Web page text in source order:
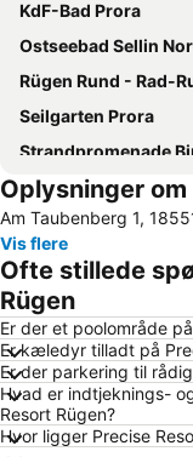
KdF-Bad Prora
Ostseebad Sellin
Rügen Rund - Rad-
Seilgarten Prora
Strandpromenade
Sassnitz City
Rugard's Gourmet
Altstadt Stralsund
Nordstrand Göhren
Seebrücke Lubmin
Seebrücke Binz
Hansedom
Oplysninger
Am Taubenberg 1,
Vis flere
Ofte stillede
Rügen
Er der et poolområde
Er kæledyr tilladt på
Er der parkering til
Hvad er indtjeknings-
Resort Rügen?
Hvor ligger Precise